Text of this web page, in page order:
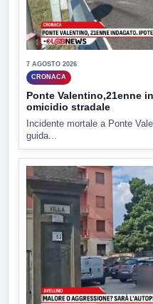
7 AGOSTO 2026
CRONACA
Ponte Valentino,21enne
omicidio stradale
Incidente mortale a Ponte
guida...